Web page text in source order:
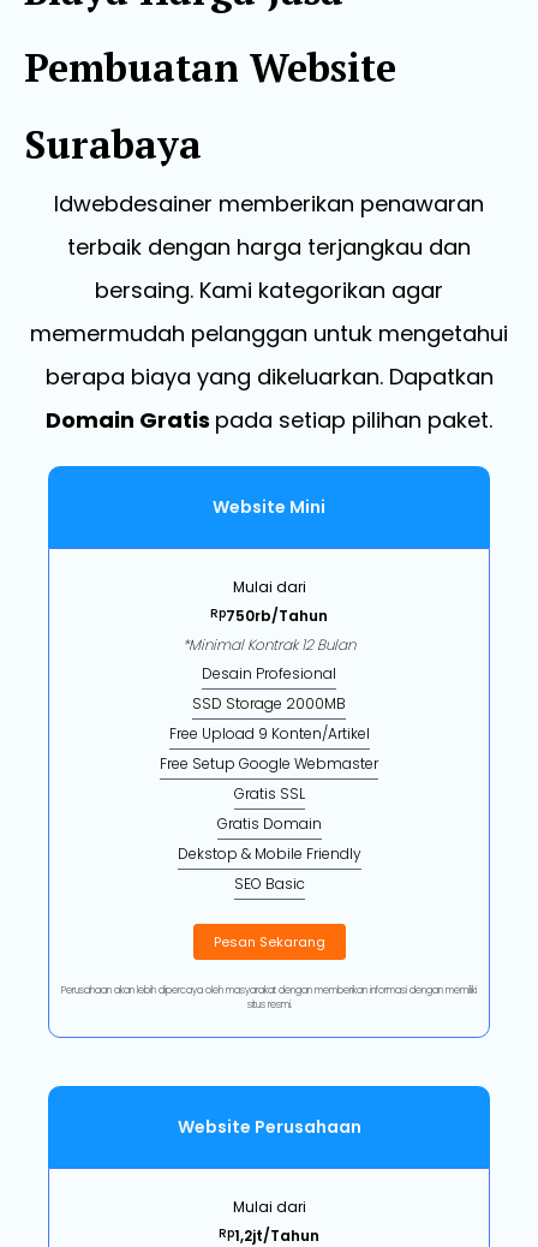
Pembuatan Website
Surabaya
Idwebdesainer memberikan penawaran
terbaik dengan harga terjangkau dan
bersaing. Kami kategorikan agar
memermudah pelanggan untuk mengetahui
berapa biaya yang dikeluarkan. Dapatkan
Domain Gratis pada setiap pilihan paket.
Website Mini
Mulai dari
Rp750rb/Tahun
*Minimal Kontrak 12 Bulan
Desain Profesional
SSD Storage 2000MB
Free Upload 9 Konten/Artikel
Free Setup Google Webmaster
Gratis SSL
Gratis Domain
Dekstop & Mobile Friendly
SEO Basic
Pesan Sekarang
Perusahaan akan lebih dipercaya oleh masyarakat dengan memberikan informasi dengan memiliki
situs resmi.
Website Perusahaan
Mulai dari
Rp1,2jt/Tahun